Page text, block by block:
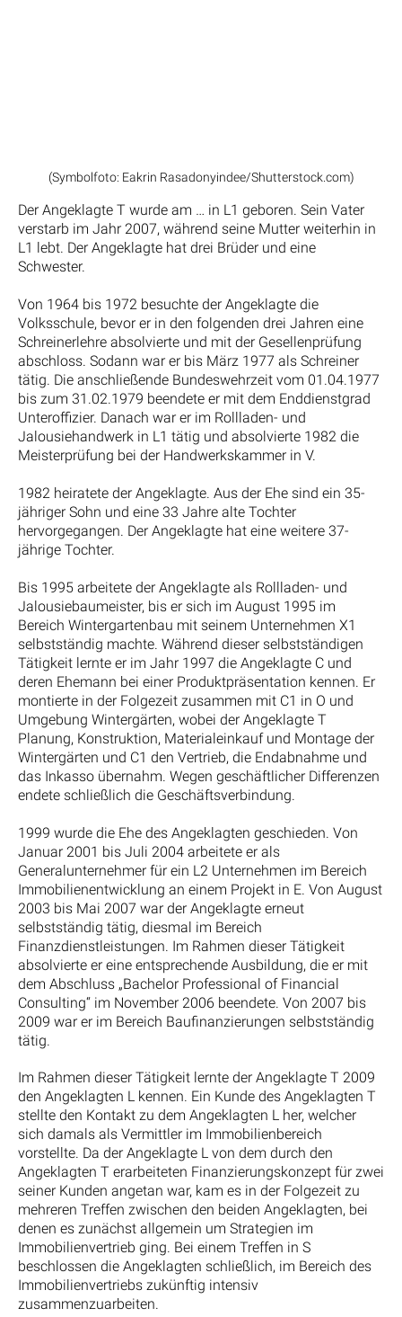
(Symbolfoto: Eakrin Rasadonyindee/Shutterstock.com)
Der Angeklagte T wurde am … in L1 geboren. Sein Vater
verstarb im Jahr 2007, während seine Mutter weiterhin in
L1 lebt. Der Angeklagte hat drei Brüder und eine
Schwester.
Von 1964 bis 1972 besuchte der Angeklagte die
Volksschule, bevor er in den folgenden drei Jahren eine
Schreinerlehre absolvierte und mit der Gesellenprüfung
abschloss. Sodann war er bis März 1977 als Schreiner
tätig. Die anschließende Bundeswehrzeit vom 01.04.1977
bis zum 31.02.1979 beendete er mit dem Enddienstgrad
Unteroffizier. Danach war er im Rollladen- und
Jalousiehandwerk in L1 tätig und absolvierte 1982 die
Meisterprüfung bei der Handwerkskammer in V.
1982 heiratete der Angeklagte. Aus der Ehe sind ein 35-
jähriger Sohn und eine 33 Jahre alte Tochter
hervorgegangen. Der Angeklagte hat eine weitere 37-
jährige Tochter.
Bis 1995 arbeitete der Angeklagte als Rollladen- und
Jalousiebaumeister, bis er sich im August 1995 im
Bereich Wintergartenbau mit seinem Unternehmen X1
selbstständig machte. Während dieser selbstständigen
Tätigkeit lernte er im Jahr 1997 die Angeklagte C und
deren Ehemann bei einer Produktpräsentation kennen. Er
montierte in der Folgezeit zusammen mit C1 in O und
Umgebung Wintergärten, wobei der Angeklagte T
Planung, Konstruktion, Materialeinkauf und Montage der
Wintergärten und C1 den Vertrieb, die Endabnahme und
das Inkasso übernahm. Wegen geschäftlicher Differenzen
endete schließlich die Geschäftsverbindung.
1999 wurde die Ehe des Angeklagten geschieden. Von
Januar 2001 bis Juli 2004 arbeitete er als
Generalunternehmer für ein L2 Unternehmen im Bereich
Immobilienentwicklung an einem Projekt in E. Von August
2003 bis Mai 2007 war der Angeklagte erneut
selbstständig tätig, diesmal im Bereich
Finanzdienstleistungen. Im Rahmen dieser Tätigkeit
absolvierte er eine entsprechende Ausbildung, die er mit
dem Abschluss „Bachelor Professional of Financial
Consulting“ im November 2006 beendete. Von 2007 bis
2009 war er im Bereich Baufinanzierungen selbstständig
tätig.
Im Rahmen dieser Tätigkeit lernte der Angeklagte T 2009
den Angeklagten L kennen. Ein Kunde des Angeklagten T
stellte den Kontakt zu dem Angeklagten L her, welcher
sich damals als Vermittler im Immobilienbereich
vorstellte. Da der Angeklagte L von dem durch den
Angeklagten T erarbeiteten Finanzierungskonzept für zwei
seiner Kunden angetan war, kam es in der Folgezeit zu
mehreren Treffen zwischen den beiden Angeklagten, bei
denen es zunächst allgemein um Strategien im
Immobilienvertrieb ging. Bei einem Treffen in S
beschlossen die Angeklagten schließlich, im Bereich des
Immobilienvertriebs zukünftig intensiv
zusammenzuarbeiten.